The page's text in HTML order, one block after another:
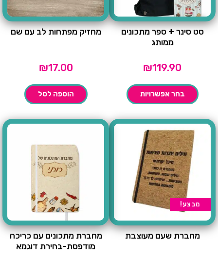
סט סינר + ספר מתכונים
ממותג
₪119.90
בחר אפשרויות
מחזיק מפתחות לב עם שם
₪17.00
הוספה לסל
מבצע!
מחברת שעם מעוצבת
מחברת מתכונים עם כריכה
מודפסת-בחירת דוגמא